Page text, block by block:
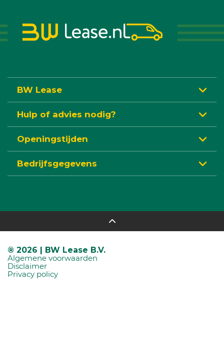
BW Lease
Hulp of advies nodig?
Openingstijden
Bedrijfsgegevens
® 2026 | BW Lease B.V.
Algemene voorwaarden
Disclaimer
Privacy policy